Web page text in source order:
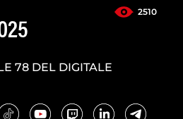
2510
78 DEL DIGITALE